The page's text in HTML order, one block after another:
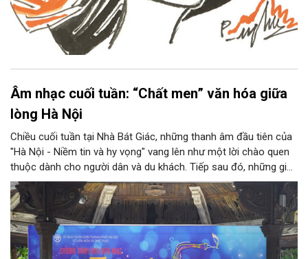
Âm nhạc cuối tuần: “Chất men” văn hóa giữa
lòng Hà Nội
Chiều cuối tuần tại Nhà Bát Giác, những thanh âm đầu tiên của
"Hà Nội - Niềm tin và hy vọng" vang lên như một lời chào quen
thuộc dành cho người dân và du khách. Tiếp sau đó, những giai
điệu jazz kinh điển của thế giới lần lượt cất lên qua phần biểu
diễn của NSƯT Quyền Văn Minh và các nghệ sĩ Bình Minh Jazz
Club, mở ra một không gian âm nhạc giàu cảm xúc ngay giữa
trung tâm Thủ đô.